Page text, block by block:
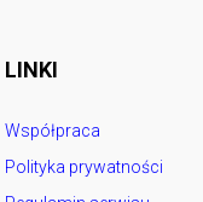
LINKI
Współpraca
Polityka prywatności